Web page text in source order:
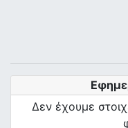
Δεν έχουμε